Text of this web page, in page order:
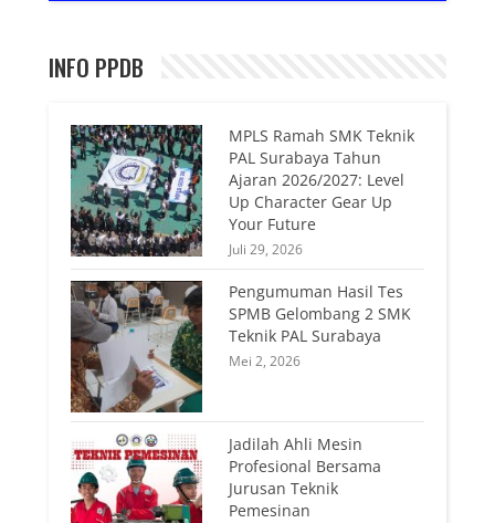
INFO PPDB
MPLS Ramah SMK Teknik
PAL Surabaya Tahun
Ajaran 2026/2027: Level
Up Character Gear Up
Your Future
Juli 29, 2026
Pengumuman Hasil Tes
SPMB Gelombang 2 SMK
Teknik PAL Surabaya
Mei 2, 2026
Jadilah Ahli Mesin
Profesional Bersama
Jurusan Teknik
Pemesinan